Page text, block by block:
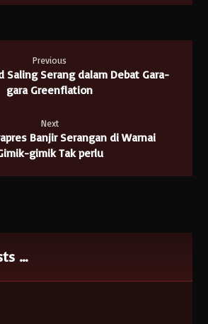
Previous
Saling Serang dalam Debat Gara-
gara Greenflation
Next
Banjir Serangan di Warnai
gimik Tak perlu
...